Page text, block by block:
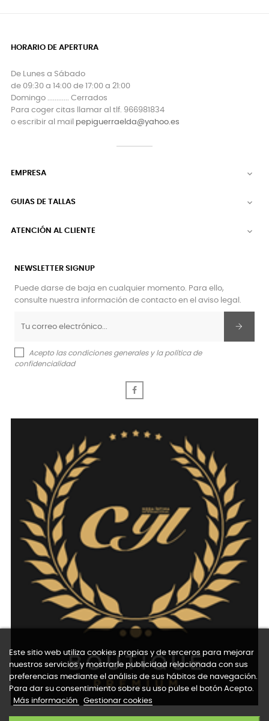
HORARIO DE APERTURA
De Lunes a Sábado
de 09:30 a 14:00 de 17:00 a 21:00
Domingo ............ Cerrados
Para coger citas llamar al tlf. 966981834
o escribir al mail pepiguerraelda@yahoo.es
EMPRESA 
GUIAS DE TALLAS 
ATENCIÓN AL CLIENTE 
NEWSLETTER SIGNUP
Puede darse de baja en cualquier momento. Para ello,
consulte nuestra información de contacto en el aviso legal.
Acepto las condiciones generales y la política de
confidencialidad
Este sitio web utiliza cookies propias y de terceros para mejorar
nuestros servicios y mostrarle publicidad relacionada con sus
preferencias mediante el análisis de sus hábitos de navegación.
Para dar su consentimiento sobre su uso pulse el botón Acepto.
Más información
Gestionar cookies